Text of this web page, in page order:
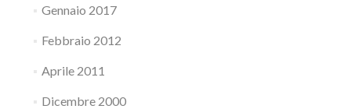
Gennaio 2017
Febbraio 2012
Aprile 2011
Dicembre 2000